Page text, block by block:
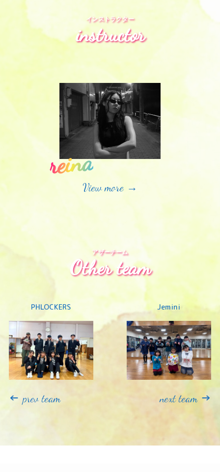
instructor
インストラクター
reina
View more →
Other team
アザーチーム
PHLOCKERS
← prev team
Jemini
next team→